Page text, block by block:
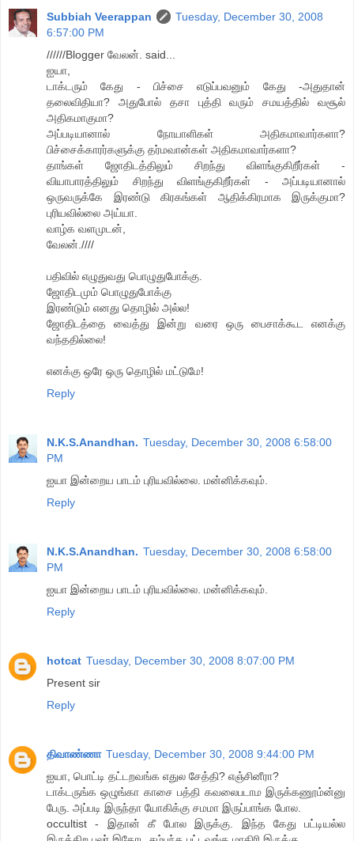
Subbiah Veerappan
Tuesday, December 30, 2008
6:57:00 PM
//////Blogger வேலன். said...
ஐயா,
டாக்டரும் கேது - பிச்சை எடுப்பவனும் கேது -அதுதான்
தலைவிதியா? அதுபோல் தசா புத்தி வரும் சமயத்தில் வசூல்
அதிகமாகுமா?
அப்படியானால் நோயாளிகள் அதிகமாவார்களா?
பிச்சைக்காரர்களுக்கு தர்மவான்கள் அதிகமாவார்களா?
தாங்கள் ஜோதிடத்திலும் சிறந்து விளங்குகிறீர்கள் -
வியாபாரத்திலும் சிறந்து விளங்குகிறீர்கள் - அப்படியானால்
ஒருவருக்கே இரண்டு கிரகங்கள் ஆதிக்கிரமாக இருக்குமா?
புரியவில்லை அய்யா.
வாழ்க வளமுடன்,
வேலன்.////
பதிவில் எழுதுவது பொழுதுபோக்கு.
ஜோதிடமும் பொழுதுபோக்கு
இரண்டும் எனது தொழில் அல்ல!
ஜோதிடத்தை வைத்து இன்று வரை ஒரு பைசாக்கூட எனக்கு
வந்ததில்லை!
எனக்கு ஒரே ஒரு தொழில் மட்டுமே!
Reply
N.K.S.Anandhan. Tuesday, December 30, 2008 6:58:00
PM
ஐயா இன்றைய பாடம் புரியவில்லை. மன்னிக்கவும்.
Reply
N.K.S.Anandhan. Tuesday, December 30, 2008 6:58:00
PM
ஐயா இன்றைய பாடம் புரியவில்லை. மன்னிக்கவும்.
Reply
hotcat Tuesday, December 30, 2008 8:07:00 PM
Present sir
Reply
திவாண்ணா Tuesday, December 30, 2008 9:44:00 PM
ஐயா, பொட்டி தட்டறவங்க எதுல சேத்தி? எஞ்சினீரா?
டாக்டருங்க ஒழுங்கா காசை பத்தி கவலைபடாம இருக்கணூம்ன்னு
பேரு. அப்படி இருந்தா யோகிக்கு சமமா இருப்பாங்க போல.
occultist - இதான் கீ போல இருக்கு. இந்த கேது பட்டியல்ல